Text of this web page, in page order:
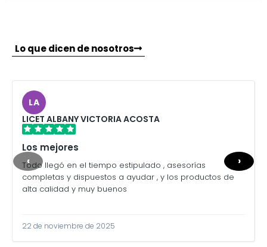
Lo que dicen de nosotros
LA
LICET ALBANY VICTORIA ACOSTA
Los mejores
Todo llegó en el tiempo estipulado , asesorías
completas y dispuestos a ayudar , y los productos de
alta calidad y muy buenos
22 de noviembre de 2025
‹ ›